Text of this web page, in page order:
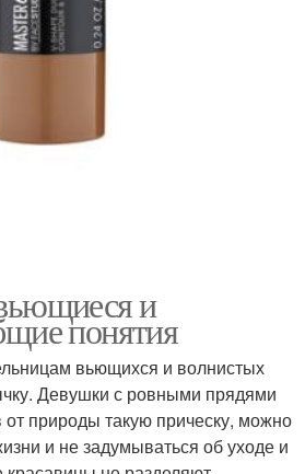
и
понятия
вьющихся и волнистых
Девушки с ровными прядями
от природы такую прическу, можно
и не задумываться об уходе и